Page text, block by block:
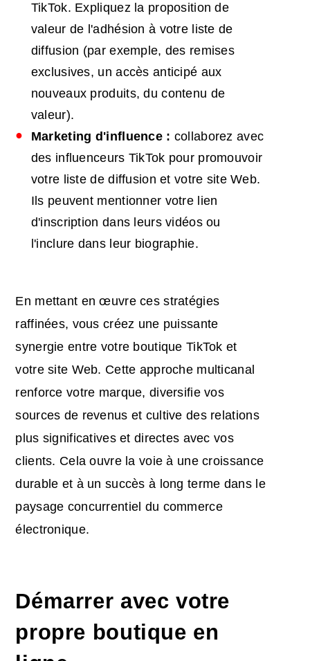
TikTok. Expliquez la proposition de
valeur de l'adhésion à votre liste de
diffusion (par exemple, des remises
exclusives, un accès anticipé aux
nouveaux produits, du contenu de
valeur).
Marketing d'influence : collaborez avec
des influenceurs TikTok pour promouvoir
votre liste de diffusion et votre site Web.
Ils peuvent mentionner votre lien
d'inscription dans leurs vidéos ou
l'inclure dans leur biographie.
En mettant en œuvre ces stratégies
raffinées, vous créez une puissante
synergie entre votre boutique TikTok et
votre site Web. Cette approche multicanal
renforce votre marque, diversifie vos
sources de revenus et cultive des relations
plus significatives et directes avec vos
clients. Cela ouvre la voie à une croissance
durable et à un succès à long terme dans le
paysage concurrentiel du commerce
électronique.
Démarrer avec votre
propre boutique en